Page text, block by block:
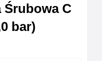
Śrubowa C
bar)